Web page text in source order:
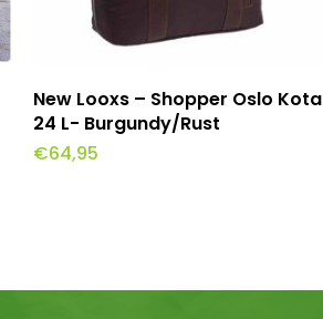
Toevoegen Aan Winkelwagen
New Looxs – Shopper Oslo Kota
24 L- Burgundy/Rust
€64,95